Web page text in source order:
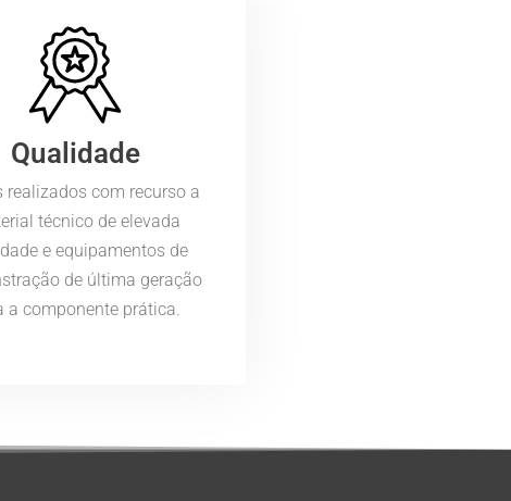
Qualidade
realizados com recurso a
técnico de elevada
e equipamentos de
de última geração
a componente prática.